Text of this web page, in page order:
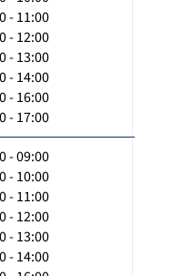
- 11:00
- 12:00
- 13:00
- 14:00
- 16:00
- 17:00
- 09:00
- 10:00
- 11:00
- 12:00
- 13:00
- 14:00